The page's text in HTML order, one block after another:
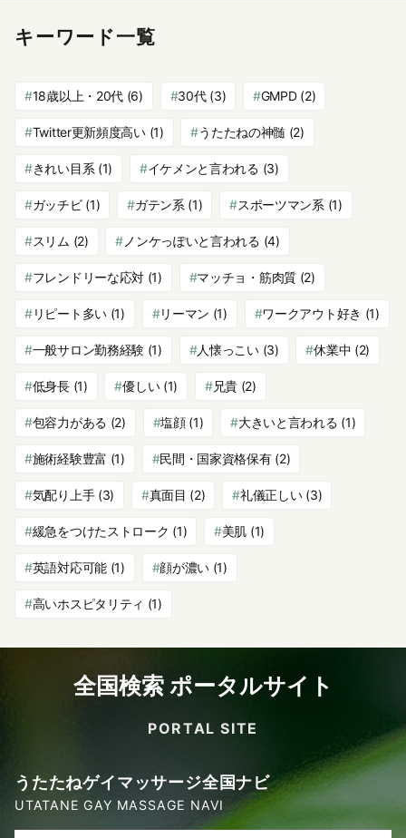
キーワード一覧
18歳以上・20代 (6) 30代(3) GMPD(2)
Twitter更新頻度高い(1) うたたねの神髄 (2)
きれい目系 (1) イケメンと言われる (3)
ガッチビ(1) ガテン系 (1) スポーツマン系 (1)
スリム (2) ノンケっぽいと言われる (4)
フレンドリーな応対 (1) マッチョ・筋肉質(2)
リピート多い(1) リーマン (1) ワークアウト好き (1)
一般サロン勤務経験 (1) 人懐っこい(3) 休業中 (2)
低身長(1) 優しい(1) 兄貴(2)
包容力がある (2) 塩顔(1) 大きいと言われる (1)
施術経験豊富 (1) 民間・国家資格保有(2)
気配り上手(3) 真面目 (2) 礼儀正しい(3)
緩急をつけたストローク (1) 美肌 (1)
英語対応可能(1) 顔が濃い (1)
高いホスピタリティ (1)
全国検索 ポータルサイト
PORTAL SITE
うたたねゲイマッサージ全国ナビ
UTATANE GAY MASSAGE NAVI